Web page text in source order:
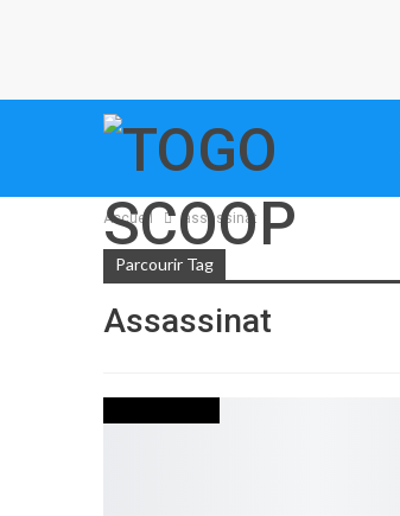
Accueil assassinat
Parcourir Tag
Assassinat